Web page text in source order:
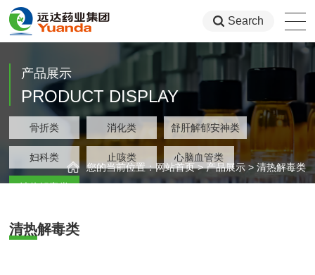
Search
产品展示
PRODUCT DISPLAY
骨折类 消化类 舒肝解郁安神类
妇科类 止咳类 心脑血管类
清热解毒类
您的当前位置：网站首页>产品展示> 清热解毒类
清热解毒类